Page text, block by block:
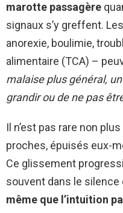
marotte passagère
signaux s’y greffent.
anorexie, boulimie,
alimentaire (TCA) –
malaise plus général,
grandir ou de ne pas
Il n’est pas rare non
proches, épuisés eux-
Ce glissement
souvent dans le silence
même que l’intuition